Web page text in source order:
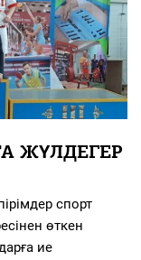
ЖҮЛДЕГЕР
спорт
өткен
ие